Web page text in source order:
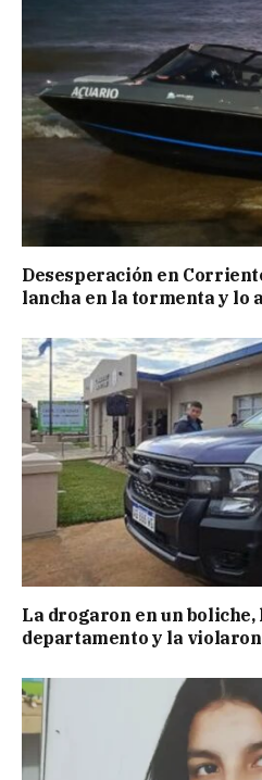
Desesperación en
lancha en la tormenta y lo
La drogaron en un
departamento y la